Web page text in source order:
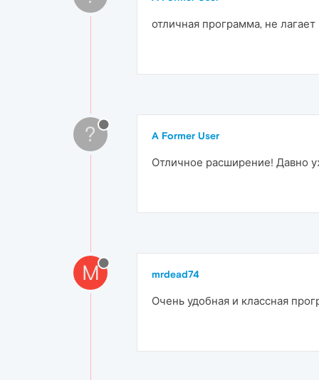
отличная программа, не лагает
? A Former User
Отличное расширение! Давно
M mrdead74
Очень удобная и классная